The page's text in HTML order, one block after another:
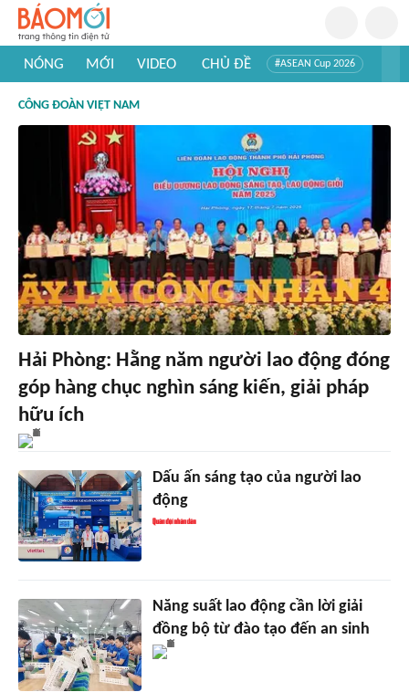
NÓNG MỚI VIDEO CHỦ ĐỀ #ASEAN Cup 2026
#Khám phá thế giới
CÔNG ĐOÀN VIỆT NAM
Hải Phòng: Hằng năm người lao động đóng
góp hàng chục nghìn sáng kiến, giải pháp
hữu ích
Dấu ấn sáng tạo của người lao
động
Năng suất lao động cần lời giải
đồng bộ từ đào tạo đến an sinh